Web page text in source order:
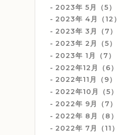
2023年 5月（5）
2023年 4月（12）
2023年 3月（7）
2023年 2月（5）
2023年 1月（7）
2022年12月（6）
2022年11月（9）
2022年10月（5）
2022年 9月（7）
2022年 8月（8）
2022年 7月（11）